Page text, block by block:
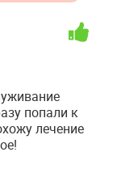
попали к
лечение